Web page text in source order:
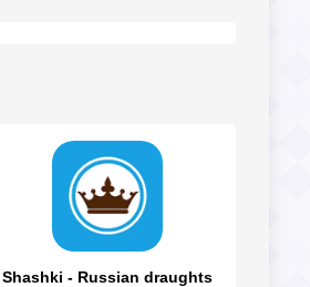
Shashki - Russian draughts